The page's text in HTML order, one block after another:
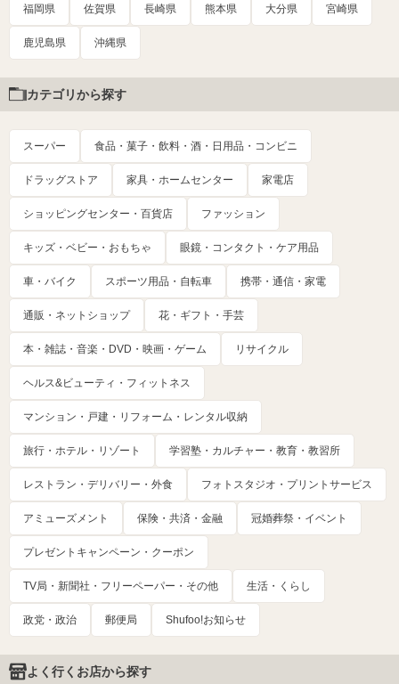
福岡県 佐賀県 長崎県 熊本県 大分県 宮崎県
鹿児島県 沖縄県
カテゴリから探す
スーパー 食品・菓子・飲料・酒・日用品・コンビニ
ドラッグストア 家具・ホームセンター 家電店
ショッピングセンター・百貨店 ファッション
キッズ・ベビー・おもちゃ 眼鏡・コンタクト・ケア用品
車・バイク スポーツ用品・自転車 携帯・通信・家電
通販・ネットショップ 花・ギフト・手芸
本・雑誌・音楽・DVD・映画・ゲーム リサイクル
ヘルス&ビューティ・フィットネス
マンション・戸建・リフォーム・レンタル収納
旅行・ホテル・リゾート 学習塾・カルチャー・教育・教習所
レストラン・デリバリー・外食 フォトスタジオ・プリントサービス
アミューズメント 保険・共済・金融 冠婚葬祭・イベント
プレゼントキャンペーン・クーポン
TV局・新聞社・フリーペーパー・その他 生活・くらし
政党・政治 郵便局 Shufoo!お知らせ
よく行くお店から探す